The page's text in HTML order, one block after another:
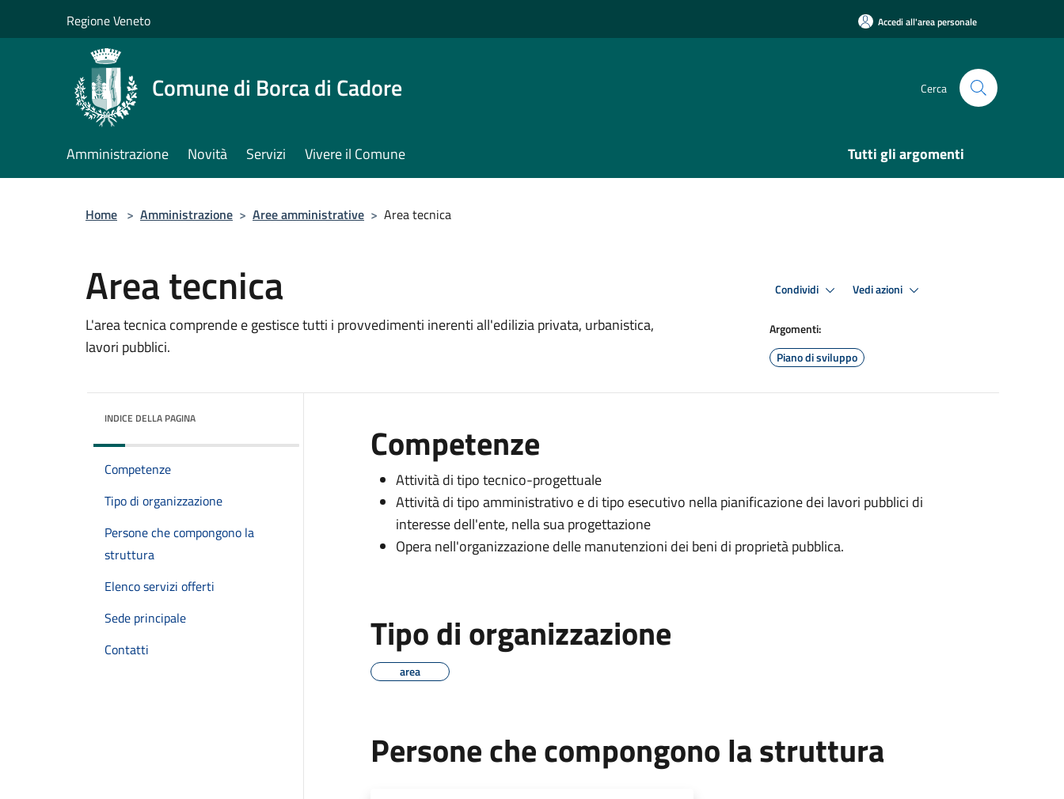
Regione Veneto Accedi all'area personale
Comune di Borca di Cadore Cerca
Amministrazione Novità Servizi Vivere il Comune Tutti gli argomenti
Home > Amministrazione > Aree amministrative > Area tecnica
Area tecnica
L'area tecnica comprende e gestisce tutti i provvedimenti inerenti all'edilizia privata, urbanistica,
lavori pubblici.
Condividi Vedi azioni
Argomenti:
Piano di sviluppo
INDICE DELLA PAGINA
Competenze
Tipo di organizzazione
Persone che compongono la
struttura
Elenco servizi offerti
Sede principale
Contatti
Competenze
Attività di tipo tecnico-progettuale
Attività di tipo amministrativo e di tipo esecutivo nella pianificazione dei lavori pubblici di
interesse dell'ente, nella sua progettazione
Opera nell'organizzazione delle manutenzioni dei beni di proprietà pubblica.
Tipo di organizzazione
area
Persone che compongono la struttura